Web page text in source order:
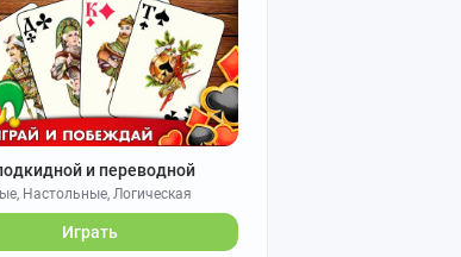
и переводной
Настольные, Логическая
Играть